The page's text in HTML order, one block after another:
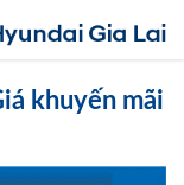
khuyến mãi